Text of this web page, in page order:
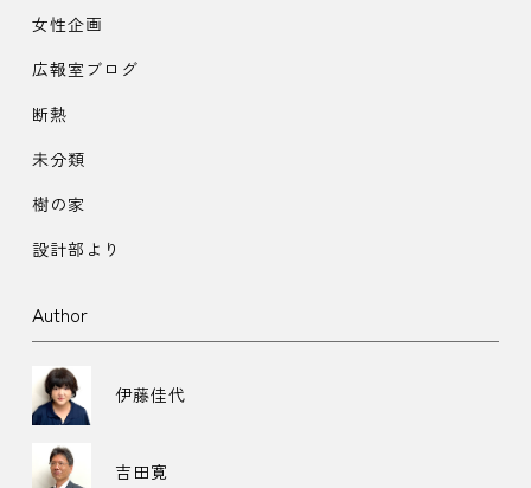
女性企画
広報室ブログ
断熱
未分類
樹の家
設計部より
Author
伊藤佳代
吉田寛